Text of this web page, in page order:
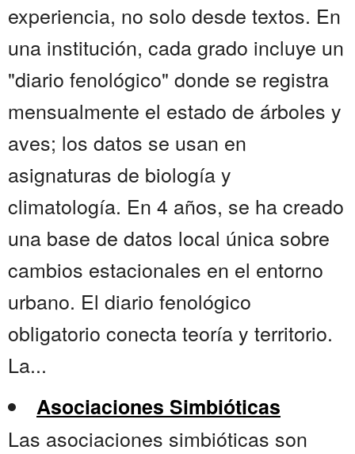
experiencia, no solo desde textos. En
una institución, cada grado incluye un
"diario fenológico" donde se registra
mensualmente el estado de árboles y
aves; los datos se usan en
asignaturas de biología y
climatología. En 4 años, se ha creado
una base de datos local única sobre
cambios estacionales en el entorno
urbano. El diario fenológico
obligatorio conecta teoría y territorio.
La...
Asociaciones Simbióticas
Las asociaciones simbióticas son